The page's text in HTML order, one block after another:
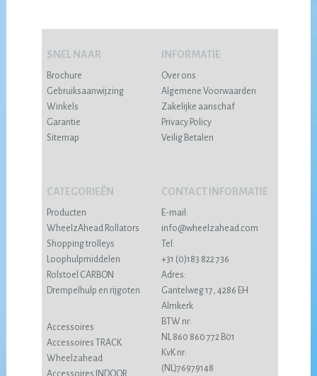
SNEL NAAR
Brochure
Gebruiksaanwijzing
Winkels
Garantie
Sitemap
INFORMATIE
Over ons
Algemene Voorwaarden
Zakelijke aanschaf
Privacy Policy
Veilig Betalen
CATEGORIEËN
Producten
WheelzAhead Rollators
Shopping trolleys
Loophulpmiddelen
Rolstoel CARBON
Drempelhulp en rijgoten
Accessoires
Accessoires TRACK
Wheelzahead
CONTACT INFORMATIE
E-mail:
info@wheelzahead.com
Tel:
+31 (0)183 822 736
Adres:
Gantelweg 17, 4286 EH
Almkerk
BTW nr:
NL 860 860 772 B01
KvK nr:
(NL)76979148